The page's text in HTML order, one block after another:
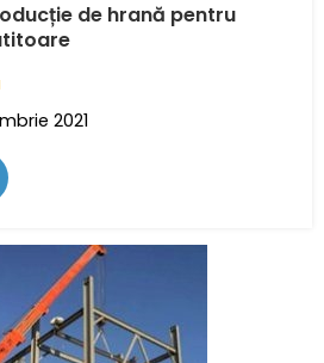
de hrană pentru
2021